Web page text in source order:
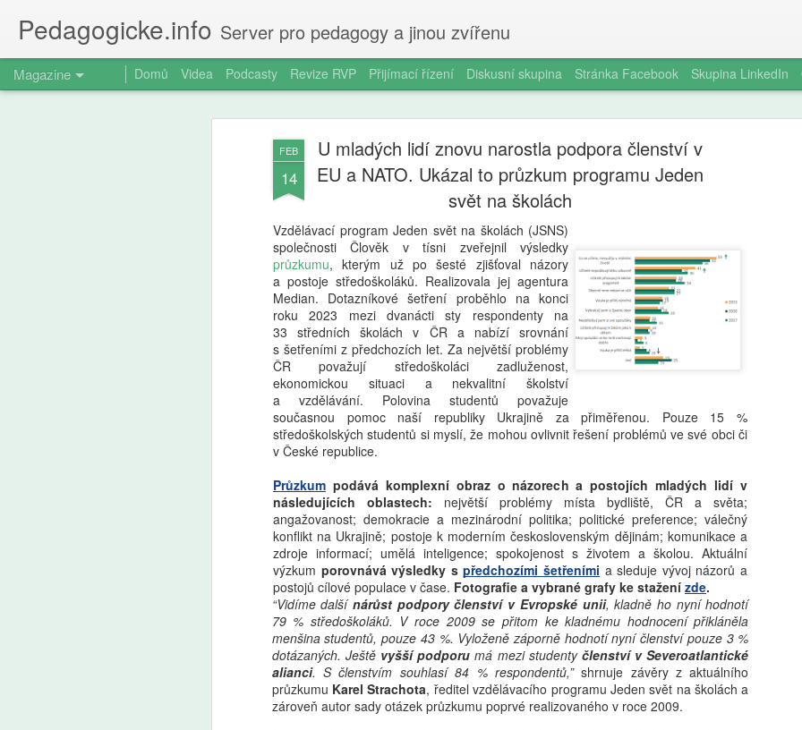
FEB
14
U mladých lidí znovu narostla podpora členství v
EU a NATO. Ukázal to průzkum programu Jeden
svět na školách
Vzdělávací program Jeden svět na školách (JSNS)
společnosti Člověk v tísni zveřejnil výsledky
průzkumu, kterým už po šesté zjišťoval názory
a postoje středoškoláků. Realizovala jej agentura
Median. Dotazníkové šetření proběhlo na konci
roku 2023 mezi dvanácti sty respondenty na
33 středních školách v ČR a nabízí srovnání
s šetřeními z předchozích let. Za největší problémy
ČR považují středoškoláci zadluženost,
ekonomickou situaci a nekvalitní školství
a vzdělávání. Polovina studentů považuje
současnou pomoc naší republiky Ukrajině za přiměřenou. Pouze 15 %
středoškolských studentů si myslí, že mohou ovlivnit řešení problémů ve své obci či
v České republice.
Průzkum podává komplexní obraz o názorech a postojích mladých lidí v
následujících oblastech: největší problémy místa bydliště, ČR a světa;
angažovanost; demokracie a mezinárodní politika; politické preference; válečný
konflikt na Ukrajině; postoje k moderním československým dějinám; komunikace a
zdroje informací; umělá inteligence; spokojenost s životem a školou. Aktuální
výzkum porovnává výsledky spředchozími šetřeními a sleduje vývoj názorů a
postojů cílové populace v čase. Fotografie a vybrané grafy ke stažení zde.
“Vidíme dalšínárůst podpory členství v Evropské unii, kladně ho nyní hodnotí
79 % středoškoláků. V roce 2009 se přitom ke kladnému hodnocení přikláněla
menšina studentů, pouze 43 %. Vyloženě záporně hodnotí nyní členství pouze 3 %
dotázaných. Ještě vyšší podporu má mezi studenty členství v Severoatlantické
alianci. S členstvím souhlasí 84 % respondentů,”shrnuje závěry z aktuálního
průzkumu Karel Strachota, ředitel vzdělávacího programu Jeden svět na školách a
zároveň autor sady otázek průzkumu poprvé realizovaného v roce 2009.
Pedagogicke.info Server pro pedagogy a jinou zvířenu
Magazine Domů Videa Podcasty Revize RVP Přijímací řízení Diskusní skupina Stránka Facebook Skupina LinkedIn
6
zkratek:
Zazvonil zvonec a
vám revoluční koncept:
beztrestně co? Podvádět?
algoritmy, aby za vás
hodnoty, etiku a integritu;
místo. Naše motto?
je jen další slovo pro
úspěchu a staňte se
je pro vás nejlepší.
u toho nesmíte chybět.
budoucnost ještě dnes!